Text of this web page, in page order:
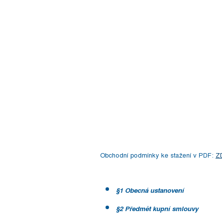
Obchodní podmínky ke stažení v PDF:
§1 Obecná ustanovení
§2 Předmět kupní smlouvy